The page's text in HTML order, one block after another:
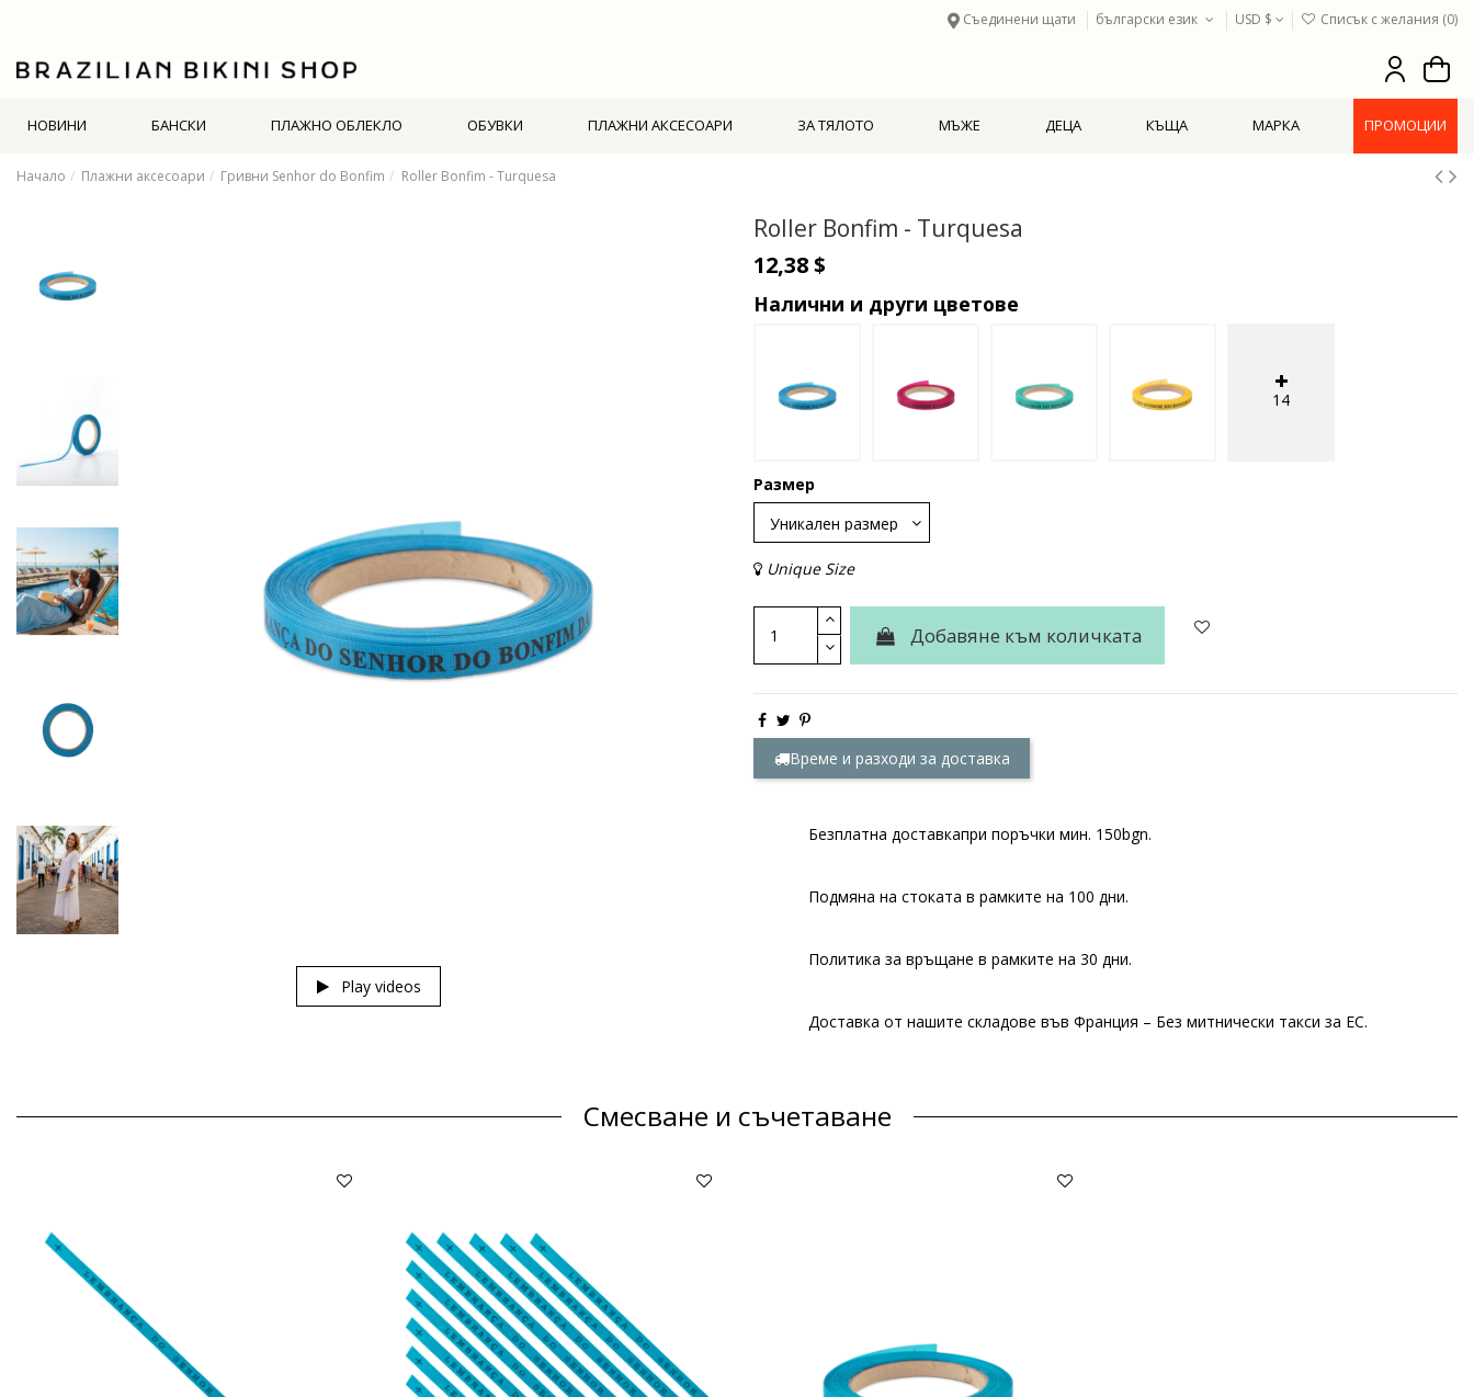
Съединени щати български език USD $ Списък с желания (0)
НОВИНИ БАНСКИ ПЛАЖНО ОБЛЕКЛО ОБУВКИ ПЛАЖНИ АКСЕСОАРИ ЗА ТЯЛОТО МЪЖЕ ДЕЦА КЪЩА МАРКА ПРОМОЦИИ
Начало Плажни аксесоари Гривни Senhor do Bonfim Roller Bonfim - Turquesa
Play videos
Roller Bonfim - Turquesa
12,38 $
Налични и други цветове
14
Размер
Unique Size
Добавяне към количката
Време и разходи за доставка
Безплатна доставкапри поръчки мин. 150bgn.
Подмяна на стоката в рамките на 100 дни.
Политика за връщане в рамките на 30 дни.
Доставка от нашите складове във Франция – Без митнически такси за ЕС.
Смесване и съчетаване